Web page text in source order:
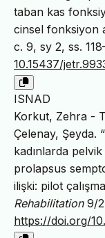
taban kas
cinsel fonksiyon
c. 9, sy 2, ss.
10.15437/
ISNAD
Korkut, Zehra -
Çelenay, Şeyda.
kadınlarda
prolapsus
ilişki: pilot
Rehabilitation9/2
https://doi.org/